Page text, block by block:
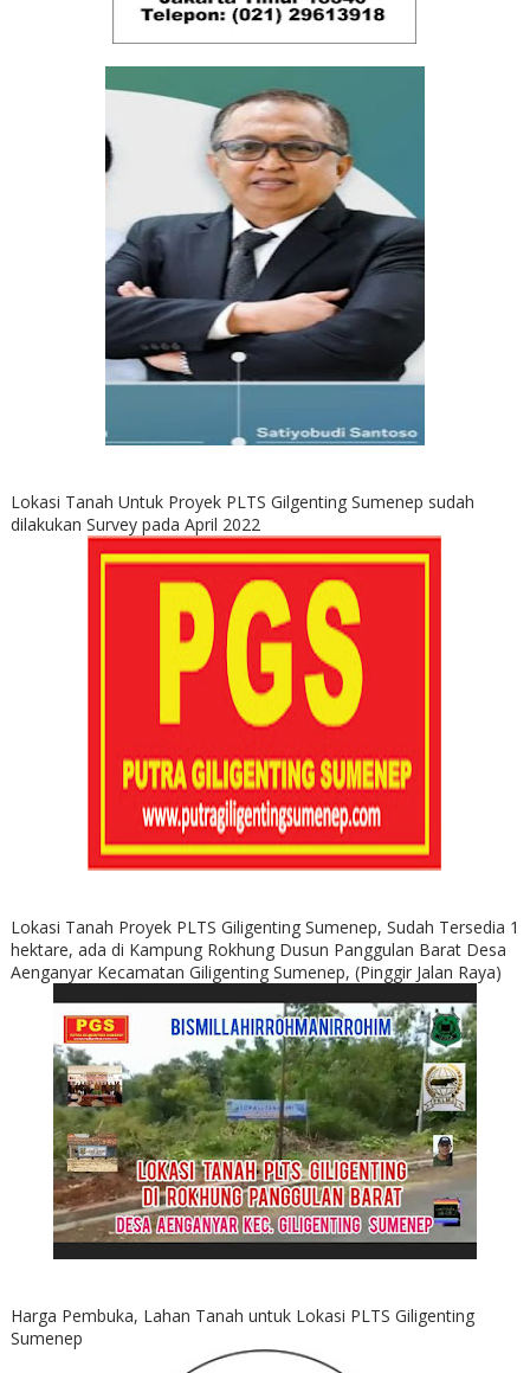
Lokasi Tanah Untuk Proyek PLTS Gilgenting Sumenep sudah
dilakukan Survey pada April 2022
Lokasi Tanah Proyek PLTS Giligenting Sumenep, Sudah Tersedia 1
hektare, ada di Kampung Rokhung Dusun Panggulan Barat Desa
Aenganyar Kecamatan Giligenting Sumenep, (Pinggir Jalan Raya)
Harga Pembuka, Lahan Tanah untuk Lokasi PLTS Giligenting
Sumenep